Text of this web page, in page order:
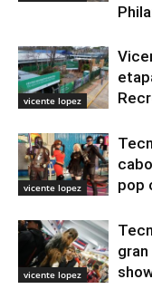
vicente lopez
vicente lopez
pop
vicente lopez